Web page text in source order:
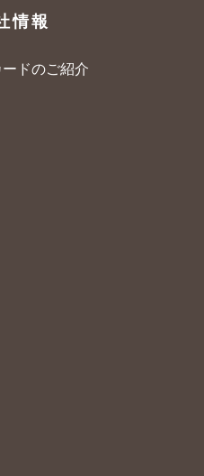
情報
ドのご紹介